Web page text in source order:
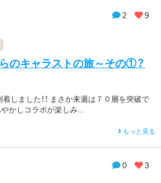
2 9
のキャラストの旅～その①？
しました！！ まさか来週は７０層を突破で
かしコラボが楽しみ...
もっと見る
0 3